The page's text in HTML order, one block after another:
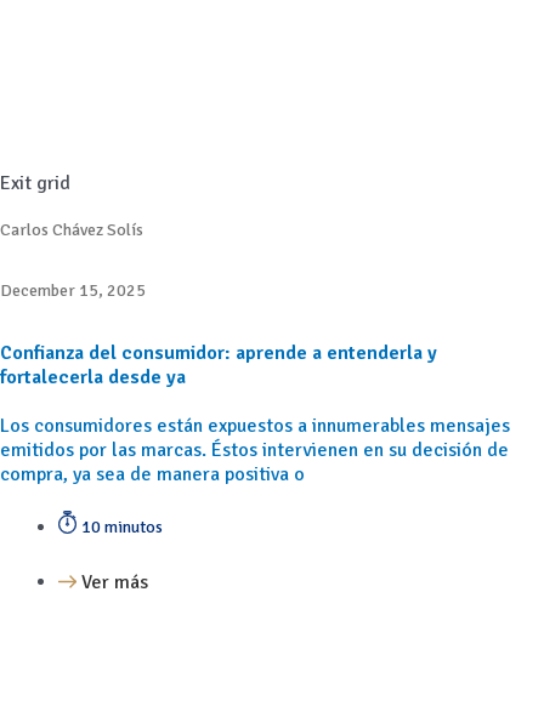
Exit grid
Carlos Chávez Solís
December 15, 2025
Confianza del consumidor: aprende a entenderla y
fortalecerla desde ya
Los consumidores están expuestos a innumerables mensajes
emitidos por las marcas. Éstos intervienen en su decisión de
compra, ya sea de manera positiva o
10 minutos
Ver más